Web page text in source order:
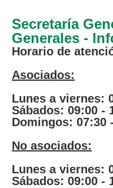
Secretaría
Generales -
Horario de
Asociados:
Lunes a viernes:
Sábados: 09:00 -
Domingos: 07:30
No asociados:
Lunes a viernes:
Sábados: 09:00 -